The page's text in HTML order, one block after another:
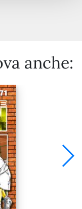
anche: